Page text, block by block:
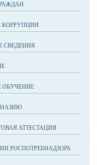
КОРРУПЦИИ
СВЕДЕНИЯ
ОБУЧЕНИЕ
АТТЕСТАЦИЯ
РОСПОТРЕБНАДЗОРА